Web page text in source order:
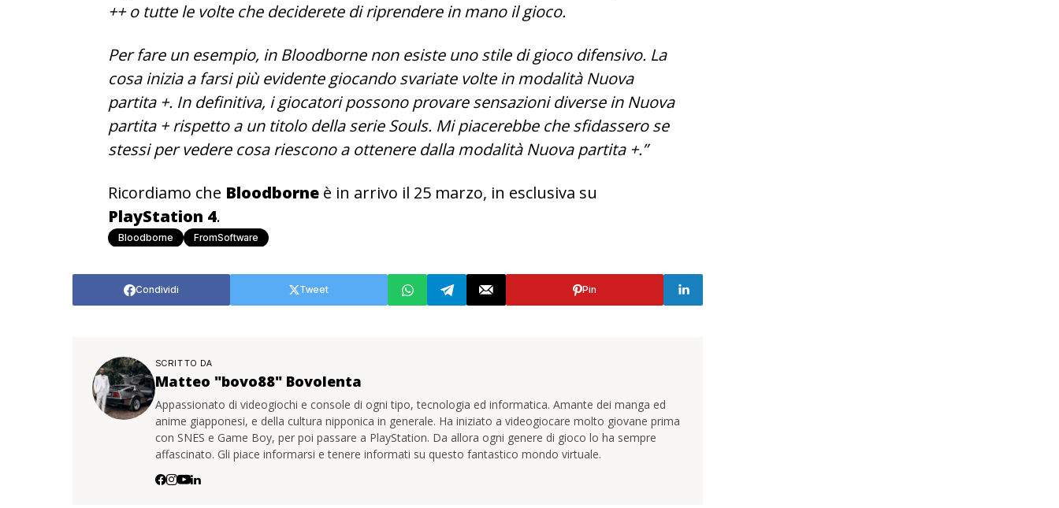
++ o tutte le volte che deciderete di riprendere in mano il gioco.
Per fare un esempio, in Bloodborne non esiste uno stile di gioco difensivo. La
cosa inizia a farsi più evidente giocando svariate volte in modalità Nuova
partita +. In definitiva, i giocatori possono provare sensazioni diverse in Nuova
partita + rispetto a un titolo della serie Souls. Mi piacerebbe che sfidassero se
stessi per vedere cosa riescono a ottenere dalla modalità Nuova partita +.”
Ricordiamo che Bloodborne è in arrivo il 25 marzo, in esclusiva su
PlayStation 4.
Bloodborne FromSoftware
Condividi Tweet Pin
SCRITTO DA
Matteo "bovo88" Bovolenta
Appassionato di videogiochi e console di ogni tipo, tecnologia ed informatica. Amante dei manga ed
anime giapponesi, e della cultura nipponica in generale. Ha iniziato a videogiocare molto giovane prima
con SNES e Game Boy, per poi passare a PlayStation. Da allora ogni genere di gioco lo ha sempre
affascinato. Gli piace informarsi e tenere informati su questo fantastico mondo virtuale.